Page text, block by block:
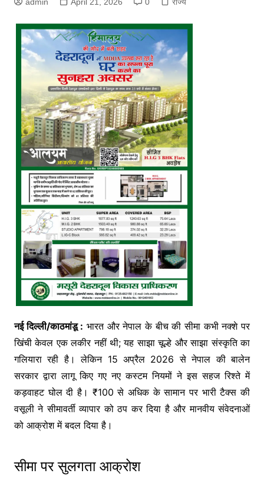
नई दिल्ली/काठमांडू : भारत और नेपाल के बीच की सीमा कभी नक्शे पर
खिंची केवल एक लकीर नहीं थी; यह साझा चूल्हे और साझा संस्कृति का
गलियारा रही है। लेकिन 15 अप्रैल 2026 से नेपाल की बालेन
सरकार द्वारा लागू किए गए नए कस्टम नियमों ने इस सहज रिश्ते में
कड़वाहट घोल दी है। ₹100 से अधिक के सामान पर भारी टैक्स की
वसूली ने सीमावर्ती व्यापार को ठप कर दिया है और मानवीय संवेदनाओं
को आक्रोश में बदल दिया है।
सीमा पर सुलगता आक्रोश